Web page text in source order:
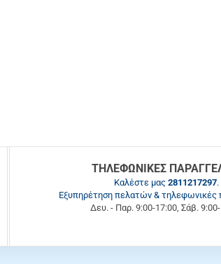
ΤΗΛΕΦΩΝΙΚΕΣ
Καλέστε μας 2811217297.
Εξυπηρέτηση πελατών & τηλεφωνικές
Δευ. - Παρ. 9:00-17:00, Σάβ.